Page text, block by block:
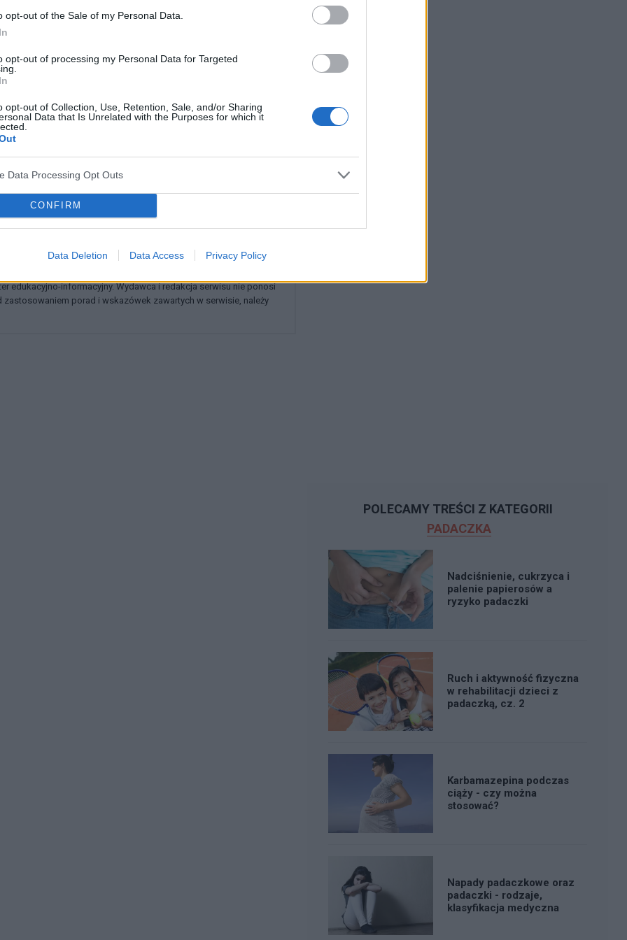
opt-out of the Sale of my Personal Data.
opt-out of processing my Personal Data for Targeted
opt-out of Collection, Use, Retention, Sale, and/or Sharing
Data that Is Unrelated with the Purposes for which it
Data Processing Opt Outs
CONFIRM
Data Deletion Data Access Privacy Policy
français
{w:] „Neurologia kliniczna” pod red. A. Dowżenki, I. Walda,
edukacyjno-informacyjny. Wydawca i redakcja serwisu nie ponosi
porad i wskazówek zawartych w serwisie, należy
POLECAMY TREŚCI Z KATEGORII
PADACZKA
Nadciśnienie, cukrzyca i
palenie papierosów a
ryzyko padaczki
Ruch i aktywność fizyczna
w rehabilitacji dzieci z
padaczką, cz. 2
Karbamazepina podczas
ciąży - czy można
stosować?
Napady padaczkowe oraz
padaczki - rodzaje,
klasyfikacja medyczna